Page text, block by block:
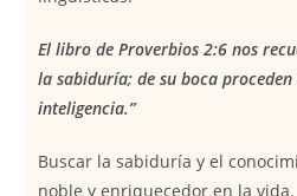
El libro de Proverbios 2:6 nos
la sabiduría; de su boca
inteligencia.”
Buscar la sabiduría y el
noble y enriquecedor en la vida.